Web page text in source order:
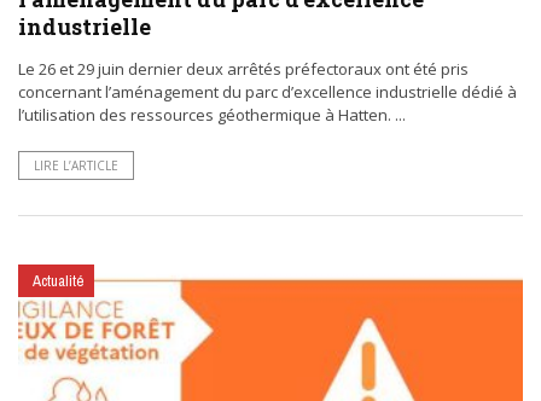
industrielle
Le 26 et 29 juin dernier deux arrêtés préfectoraux ont été pris
concernant l’aménagement du parc d’excellence industrielle dédié à
l’utilisation des ressources géothermique à Hatten. ...
LIRE L’ARTICLE
Actualité